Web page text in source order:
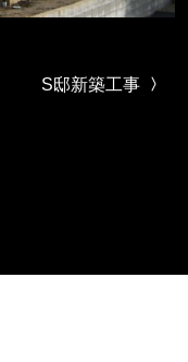
S邸新築工事